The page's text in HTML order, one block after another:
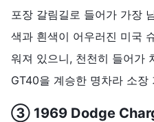
포장 갈림길로 들어가 가장
색과 흰색이 어우러진 미국
워져 있으니, 천천히 들어가
GT40을 계승한 명차라 소장
③ 1969 Dodge